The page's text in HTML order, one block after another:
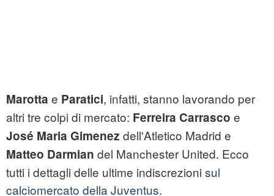
Marotta e Paratici, infatti, stanno lavorando per
altri tre colpi di mercato: Ferreira Carrasco e
José Maria Gimenez dell'Atletico Madrid e
Matteo Darmian del Manchester United. Ecco
tutti i dettagli delle ultime indiscrezioni sul
calciomercato della Juventus.